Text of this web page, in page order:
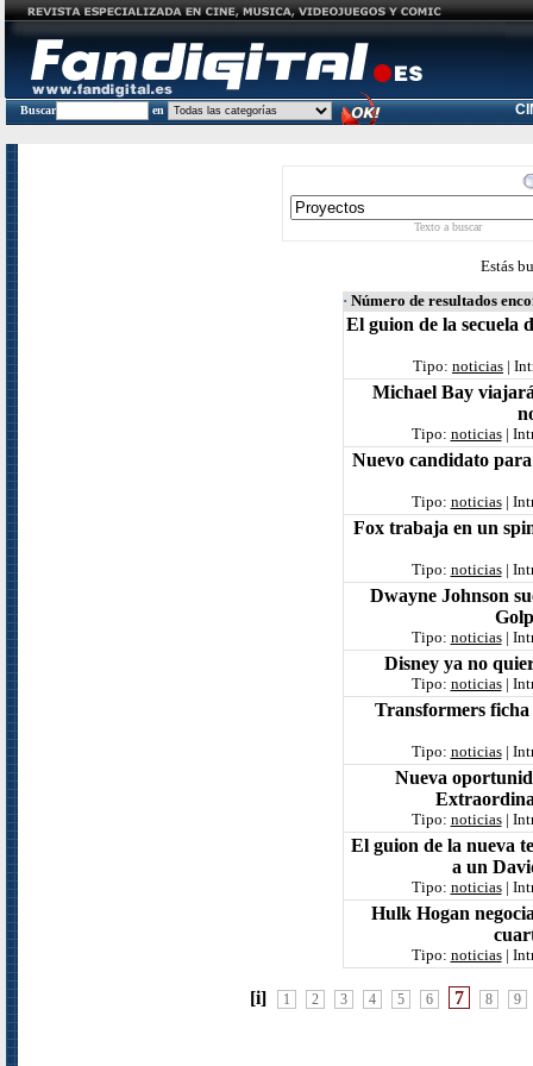
Buscar en
Texto a buscar
Estás
· Número de resultados
El guion de la secuela
Tipo: noticias |
Michael Bay
Tipo: noticias|
Nuevo candidato
Tipo: noticias|
Fox trabaja en un
Tipo: noticias|
Dwayne Johnson
Tipo: noticias|
Disney ya no
Tipo: noticias|
Transformers ficha
Tipo: noticias|
Nueva
Tipo: noticias|
El guion de la nueva
a un
Tipo: noticias|
Hulk Hogan
Tipo: noticias|
[i] 1 2 3 4 5 6 7 8 9